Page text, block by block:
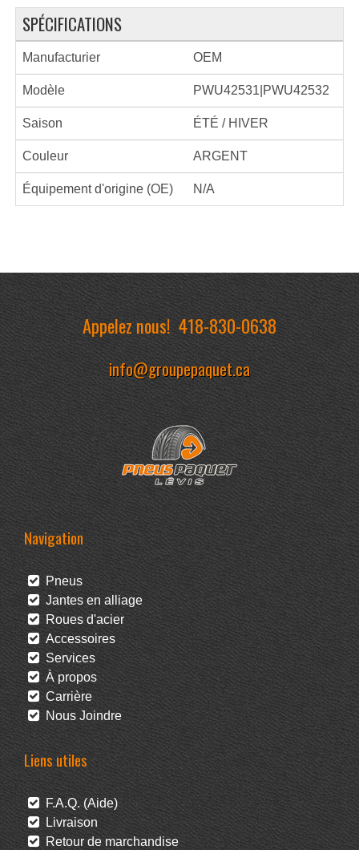
SPÉCIFICATIONS
Manufacturier OEM
Modèle PWU42531|PWU42532
Saison ÉTÉ / HIVER
Couleur ARGENT
Équipement d'origine (OE) N/A
Appelez nous!418-830-0638
info@groupepaquet.ca
Navigation
Pneus
Jantes en alliage
Roues d'acier
Accessoires
Services
À propos
Carrière
Nous Joindre
Liens utiles
F.A.Q. (Aide)
Livraison
Retour de marchandise